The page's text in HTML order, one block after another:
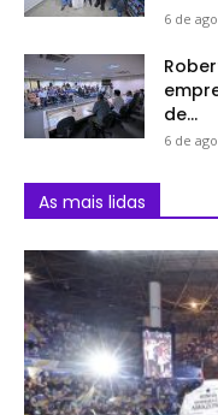
6 de
de...
6 de
As mais lidas